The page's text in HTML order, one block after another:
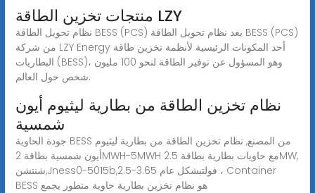
منتجات تخزين الطاقة LZY
نظام تحويل الطاقة BESS (PCS) يعد نظام تحويل الطاقة BESS (PCS)
من شركة LZY Energy أحد المكونات الرئيسية لأنظمة تخزين طاقة
البطاريات (BESS)، وهو المسؤول عن توفير الطاقة لنحو 100 مليون
شخص حول العالم.
نظام تخزين الطاقة من بطارية ليثيوم أيون
شمسية
جودة الحاوية BESS من المصنع, نظام تخزين الطاقة من بطارية ليثيوم
أيون شمسية بطاقة 2MWH-5MWH مع حاويات بطارية بطاقة 2.5MW,
شنتشن,Jness0-5015b,2.5-3.65 فولتبشكل عام ، Container
BESS هو نظام تخزين بطارية حاوية متطور يجمع